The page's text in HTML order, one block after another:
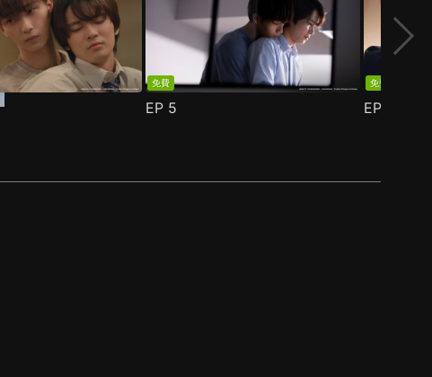
免費
EP 5
免費
EP